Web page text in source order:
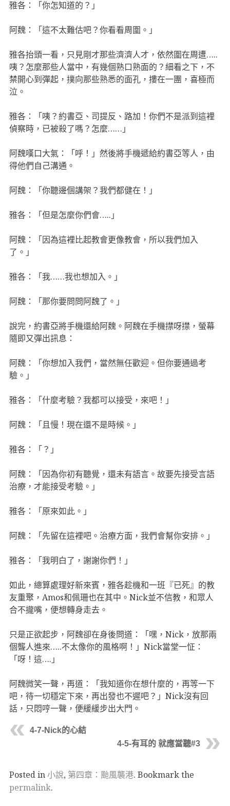
雅各：「你怎知道的？」
阿魏：「這不太難估吧？你看看周圍。」
雅各抬頭一看，只見剛才那些濟濟人才，依然圍在周遭…..
咦？怎麼那些人當中，有幾個熟口熟面的？細看之下，不
禁開心到彈起，撲向那些熟悉的面孔，摟在一團，喜極而
泣。
雅各：「咦？約書亞、司提反、路加！你們不是派到這裡
偵察時，已被殺了嗎？怎麼……」
阿魏嘆口大氣：「呼！」然後將手機遞給約書亞等人，由
得他們自己溝通。
阿魏：「你聽邊個講架？我們都健在！」
雅各：「但是怎麼你們會…..」
阿魏：「因為這裡比起教會更像教會，所以我們加入
了。」
雅各：「我……我也想加入。」
阿魏：「那你要問問阿魏了。」
說完，約書亞將手機還給阿魏。阿魏在手機㩒呀㩒，螢幕
隨即又彈出訊息：
阿魏：「你想加入我們，當然無任歡迎。但你要通過考
驗。」
雅各：「什麼考驗？我都可以接受，來吧！」
阿魏：「且慢！現在還不是時候。」
雅各：「？」
阿魏：「因為你初有聽覺，還未有語言。故要先接受言語
治療，才能接受考驗。」
雅各：「原來如此。」
阿魏：「先留在這裡吧。治療方面，我們會幫你安排。」
雅各：「我明白了，謝謝你們！」
如此，總算處理好新來賓，雅各趁機和一班『已死』的教
友重聚，Amos和佩珊也在其中。Nick並不信教，和眾人
合不攏嘴，便想轉身走去。
只是正欲起步，阿魏卻在身後問道：「嘿，Nick，放那兩
個聾人進來…..不太像你的風格啊！」Nick當堂一怔：
「呀！這….」
阿魏微笑一聲，再道：「我知道你在想什麼的，再等一下
吧，待一切穩定下來，再出發也不遲吧？」Nick沒有回
話，只悶哼一聲，便緩緩步出大門。
4-7-Nick的心結
4-5-有耳的 就應當聽#3
Posted in小說, 第四章：颱風襲港. Bookmark the
permalink.